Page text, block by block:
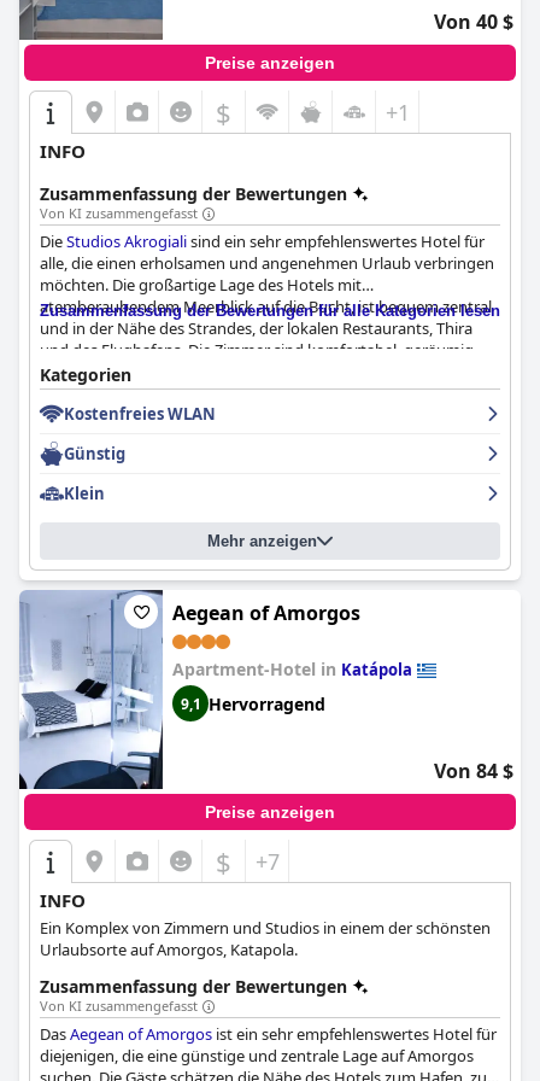
Von 40 $
Preise anzeigen
$ +1
INFO
Zusammenfassung der Bewertungen
Von KI zusammengefasst
DieStudios Akrogialisind ein sehr empfehlenswertes Hotel für
alle, die einen erholsamen und angenehmen Urlaub verbringen
möchten. Die großartige Lage des Hotels mit
atemberaubendem Meerblick auf die Bucht, ist bequem zentral
und in der Nähe des Strandes, der lokalen Restaurants, Thira
und des Flughafens. Die Zimmer sind komfortabel, geräumig,
modern, sauber und mit vollwertigen Küchenzeilen und
Balkonen ausgestattet, von denen aus man einen herrlichen
Blick auf das Dorf und den Sonnenuntergang genießen kann.
Familien schätzen die größeren Apartments mit mehreren
Schlafzimmern und Bädern. Das freundliche und einladende
sich sehr um die Gäste und bietet einen hervorragenden
Service, einschließlich der täglichen Reinigung. Die Gäste haben
die Qualität und den Komfort der Bettwäsche gelobt, obwohl
einige auf Probleme mit den etwas zu kleinen Spannbetttüchern
hingewiesen haben. Insgesamt bieten dieStudios Akrogialiein
hervorragendes Preis-Leistungs-Verhältnis und einen
makellosen, komfortablen Aufenthalt mit hervorragendem
Personal.
Zusammenfassung der Bewertungen für alle Kategorien lesen
Kategorien
Kostenfreies WLAN
Günstig
Klein
Mehr anzeigen
Aegean of Amorgos
Apartment-Hotel in Katápola
9,1 Hervorragend
Von 84 $
Preise anzeigen
$ +7
INFO
Ein Komplex von Zimmern und Studios in einem der schönsten
Urlaubsorte auf Amorgos, Katapola.
Zusammenfassung der Bewertungen
Von KI zusammengefasst
DasAegean of Amorgos ist ein sehr empfehlenswertes Hotel für
diejenigen, die eine günstige und zentrale Lage auf Amorgos